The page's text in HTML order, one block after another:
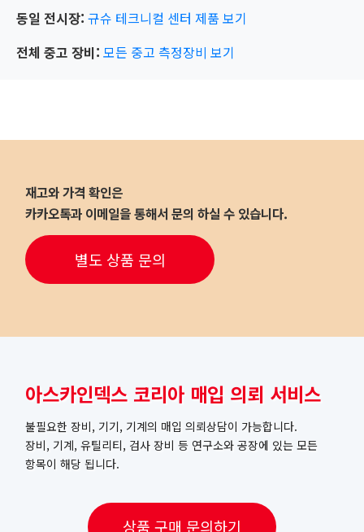
동일 전시장: 규슈 테크니컬 센터 제품 보기
전체 중고 장비: 모든 중고 측정장비 보기
재고와 가격 확인은
카카오톡과 이메일을 통해서 문의 하실 수 있습니다.
별도 상품 문의
아스카인덱스 코리아 매입 의뢰 서비스
불필요한 장비, 기기, 기계의 매입 의뢰상담이 가능합니다.
장비, 기계, 유틸리티, 검사 장비 등 연구소와 공장에 있는 모든
항목이 해당 됩니다.
상품 구매 문의하기